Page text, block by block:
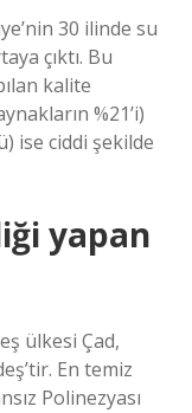
30 ilinde su
çıktı. Bu
kalite
%21’i)
ise ciddi şekilde
yapan
ülkesi Çad,
En temiz
Polinezyası